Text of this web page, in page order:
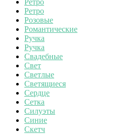
Ретро
Розовые
Романтические
Ручка
Ручка
Свадебные
Свет
Светлые
Светящиеся
Сердце
Сетка
Силуэты
Синие
Скетч